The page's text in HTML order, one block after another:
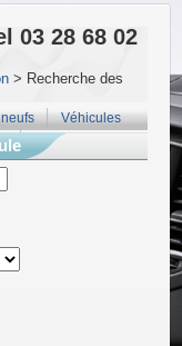
03 28 68 02
> Recherche des
Véhicules